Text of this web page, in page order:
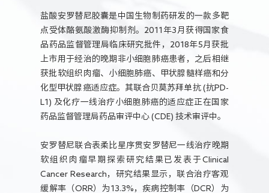
盐酸安罗替尼胶囊是中国生物制药研发的一款多靶
点受体酪氨酸激酶抑制剂。2011年3月获得国家食
品药品监督管理局临床研究批件，2018年5月获批
上市用于经治的晚期非小细胞肺癌患者，之后相继
获批软组织肉瘤、小细胞肺癌、甲状腺髓样癌和分
化型甲状腺癌适应症。其联合贝莫苏拜单抗 (抗PD-
L1) 及化疗一线治疗小细胞肺癌的适应症正在国家
药品监督管理局药品审评中心 (CDE) 技术审评中。
安罗替尼联合表柔比星序贯安罗替尼一线治疗晚期
软组织肉瘤早期探索研究结果已发表于Clinical
Cancer Research，研究结果显示，联合治疗客观
缓解率（ORR）为13.3%，疾病控制率（DCR）为